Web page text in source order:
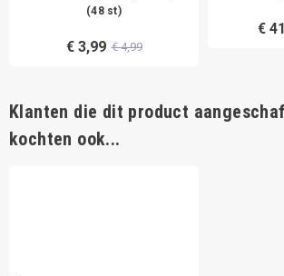
(48 st)
€ 3,99 € 4,99
€
Klanten die dit product
kochten ook...